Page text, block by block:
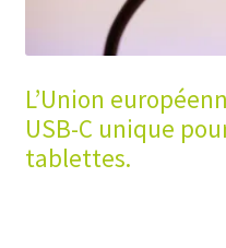
Nos services
Contact
L’Union
USB-C unique
tablettes.